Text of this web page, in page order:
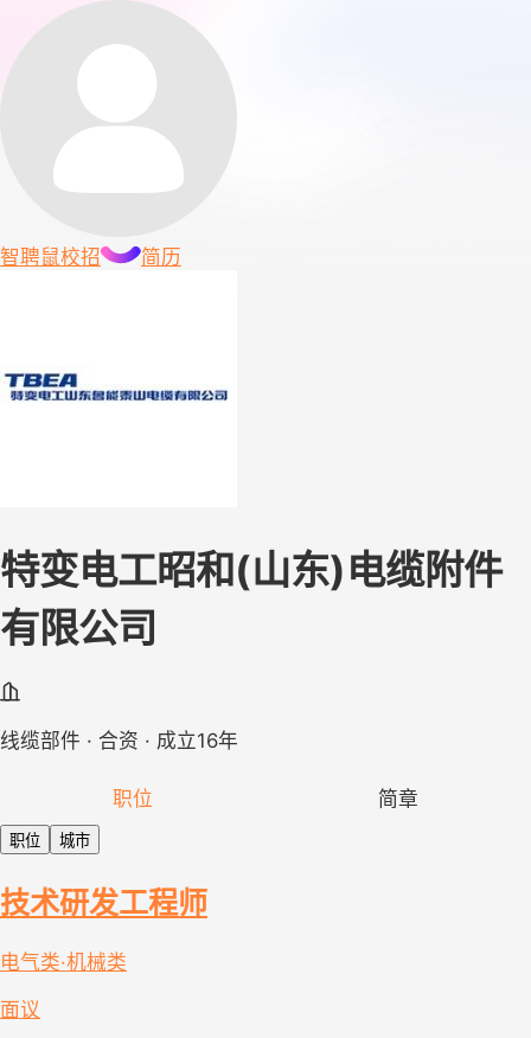
智聘鼠校招 简历
特变电工昭和(山东)电缆附件
有限公司
线缆部件 · 合资 · 成立16年
职位 简章
职位 城市
技术研发工程师
电气类·机械类
面议